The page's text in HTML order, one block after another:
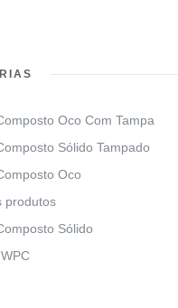
Oco Com Tampa
Sólido Tampado
Oco
produtos
Sólido